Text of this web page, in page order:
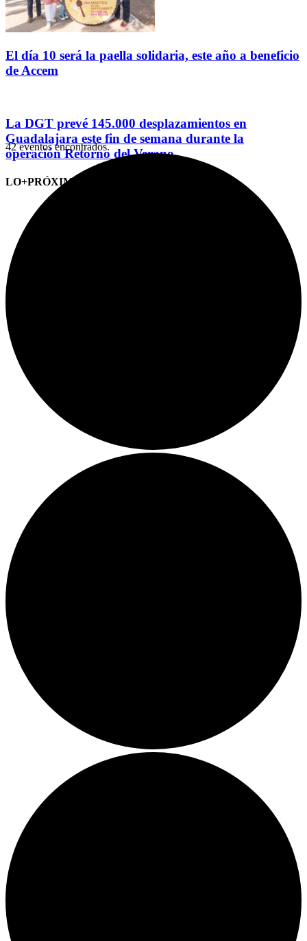
El día 10 será la paella solidaria, este año a beneficio
de Accem
La DGT prevé 145.000 desplazamientos en
Guadalajara este fin de semana durante la
operación Retorno del Verano
LO+PRÓXIMO (CITAS)
42 eventos encontrados.